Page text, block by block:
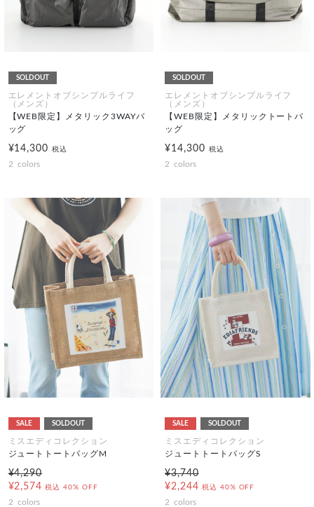
SOLDOUT
エレメントオブシンプルライフ
（メンズ）
【WEB限定】メタリック3WAYバ
ッグ
¥14,300税込
2 colors
SOLDOUT
エレメントオブシンプルライフ
（メンズ）
【WEB限定】メタリックトートバ
ッグ
¥14,300 税込
2 colors
SALE SOLDOUT
ミスエディコレクション
ジュートトートバッグM
¥4,290
¥2,574 税込 40% OFF
2 colors
SALE SOLDOUT
ミスエディコレクション
ジュートトートバッグS
¥3,740
¥2,244 税込 40% OFF
2 colors